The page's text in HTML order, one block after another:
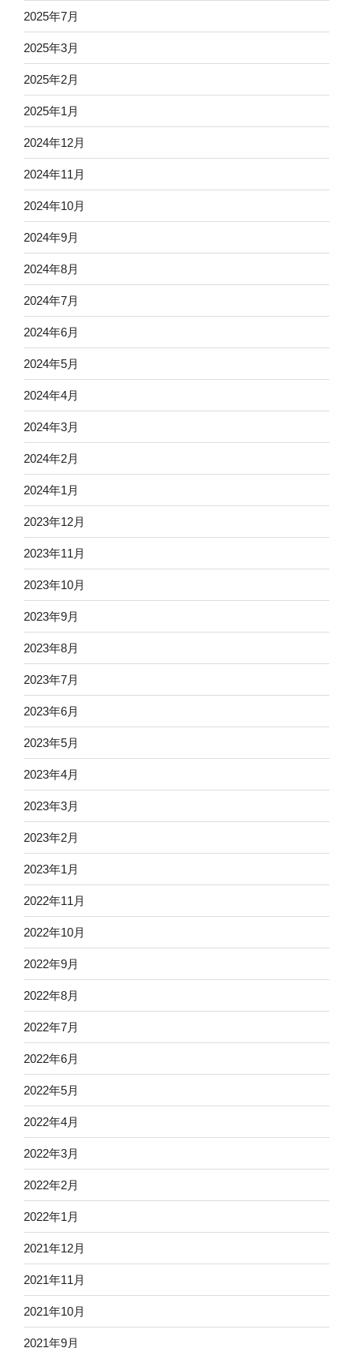
2025年7月
2025年3月
2025年2月
2025年1月
2024年12月
2024年11月
2024年10月
2024年9月
2024年8月
2024年7月
2024年6月
2024年5月
2024年4月
2024年3月
2024年2月
2024年1月
2023年12月
2023年11月
2023年10月
2023年9月
2023年8月
2023年7月
2023年6月
2023年5月
2023年4月
2023年3月
2023年2月
2023年1月
2022年11月
2022年10月
2022年9月
2022年8月
2022年7月
2022年6月
2022年5月
2022年4月
2022年3月
2022年2月
2022年1月
2021年12月
2021年11月
2021年10月
2021年9月